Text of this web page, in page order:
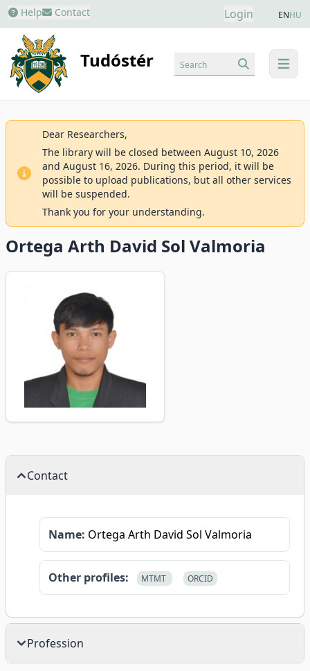
Help Contact Login ENHU
Tudóstér menu
Search
Dear Researchers,
The library will be closed between August 10, 2026
and August 16, 2026. During this period, it will be
possible to upload publications, but all other services
will be suspended.
Thank you for your understanding.
Ortega Arth David Sol Valmoria
Contact
Name: Ortega Arth David Sol Valmoria
Other profiles: MTMT ORCID
Profession